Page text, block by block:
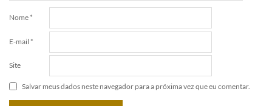
Nome *
E-mail *
Site
Salvar meus dados neste navegador para a próxima vez que eu comentar.